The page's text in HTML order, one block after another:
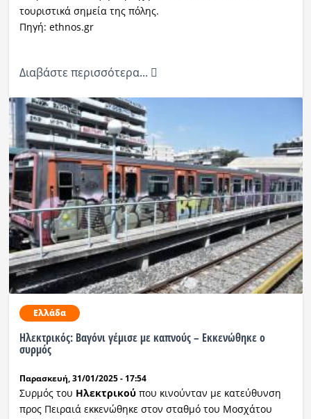
τουριστικά σημεία της πόλης.
Πηγή: ethnos.gr
Διαβάστε περισσότερα...
Ελλάδα
Ηλεκτρικός: Βαγόνι γέμισε με καπνούς – Εκκενώθηκε ο
συρμός
Παρασκευή, 31/01/2025 - 17:54
Συρμός του Ηλεκτρικούπου κινούνταν με κατεύθυνση
προς Πειραιά εκκενώθηκε στον σταθμό του Μοσχάτου